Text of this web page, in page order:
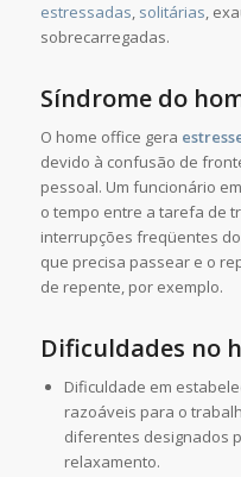
estressadas, solitárias,
sobrecarregadas.
Síndrome do
O home office gera
devido à confusão de
pessoal. Um funcionário
o tempo entre a tarefa de
interrupções freqüentes
que precisa passear e o
de repente, por exemplo.
Dificuldades no
Dificuldade em
razoáveis para o
diferentes designados
relaxamento.